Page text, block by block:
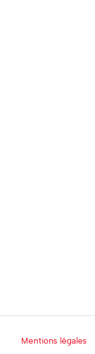
Mentions légales